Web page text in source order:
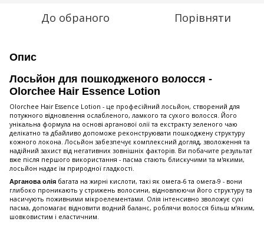
До обраного Порівняти
Опис
Лосьйон для пошкодженого волосся -
Olorchee Hair Essence Lotion
Olorchee Hair Essence Lotion - це професійний лосьйон, створений для
потужного відновлення ослабленого, ламкого та сухого волосся. Його
унікальна формула на основі арганової олії та екстракту зеленого чаю
делікатно та дбайливо допоможе реконструювати пошкоджену структуру
кожного локона. Лосьйон забезпечує комплексний догляд, зволоження та
надійний захист від негативних зовнішніх факторів. Ви побачите результат
вже після першого використання - пасма стають блискучими та м'якими,
лосьйон надає їм природної гладкості.
Арганова олія багата на жирні кислоти, такі як омега-6 та омега-9 - вони
глибоко проникають у стрижень волосини, відновлюючи його структуру та
насичують поживними мікроелементами. Олія інтенсивно зволожує сухі
пасма, допомагає відновити водний баланс, роблячи волосся більш м’яким,
шовковистим і еластичним.